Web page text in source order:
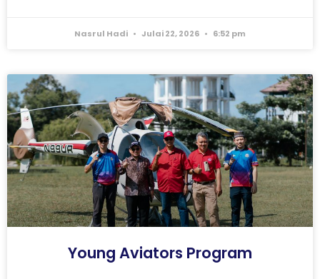
Nasrul Hadi Julai 22, 2026 6:52 pm
Young Aviators Program